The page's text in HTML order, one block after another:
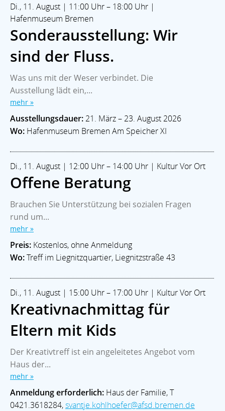
Di., 11. August | 11:00 Uhr – 18:00 Uhr |
Hafenmuseum Bremen
Sonderausstellung: Wir
sind der Fluss.
Was uns mit der Weser verbindet. Die
Ausstellung lädt ein,...
mehr »
Ausstellungsdauer:21. März – 23. August 2026
Wo: Hafenmuseum Bremen Am Speicher XI
Di., 11. August | 12:00 Uhr – 14:00 Uhr | Kultur Vor Ort
Offene Beratung
Brauchen Sie Unterstützung bei sozialen Fragen
rund um...
mehr »
Preis: Kostenlos, ohne Anmeldung
Wo:Treff im Liegnitzquartier, Liegnitzstraße 43
Di., 11. August | 15:00 Uhr – 17:00 Uhr | Kultur Vor Ort
Kreativnachmittag für
Eltern mit Kids
Der Kreativtreff ist ein angeleitetes Angebot vom
Haus der...
mehr »
Anmeldung erforderlich: Haus der Familie, T
0421.3618284,svantje.kohlhoefer@afsd.bremen.de